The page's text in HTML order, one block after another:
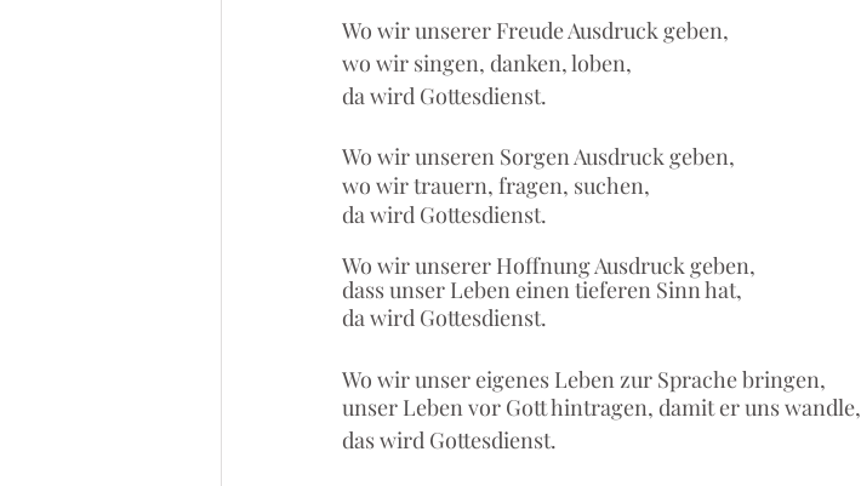
Wo wir unserer Freude Ausdruck geben,
wo wir singen, danken, loben,
da wird Gottesdienst.
Wo wir unseren Sorgen Ausdruck geben,
wo wir trauern, fragen, suchen,
da wird Gottesdienst.
Wo wir unserer Hoffnung Ausdruck geben,
dass unser Leben einen tieferen Sinn hat,
da wird Gottesdienst.
Wo wir unser eigenes Leben zur Sprache bringen,
unser Leben vor Gott hintragen, damit er uns wandle,
das wird Gottesdienst.